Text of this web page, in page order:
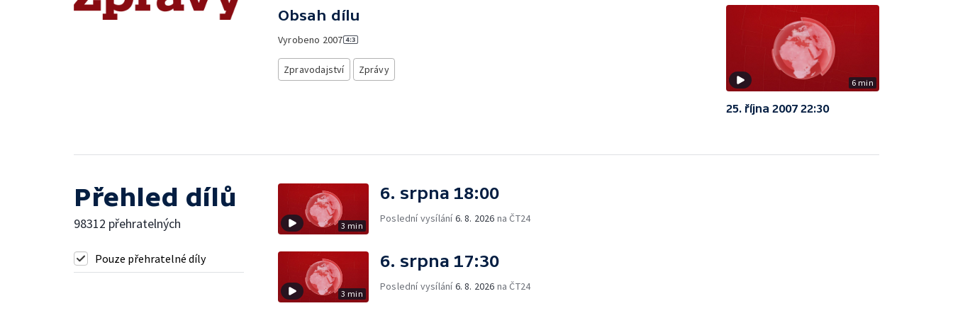
Obsah dílu
Vyrobeno 2007
Zpravodajství Zprávy
6 min
25. října 2007 22:30
Přehled dílů
98312 přehratelných
Pouze přehratelné díly
3 min
6. srpna 18:00
Poslední vysílání6. 8. 2026 na ČT24
3 min
6. srpna 17:30
Poslední vysílání6. 8. 2026 na ČT24